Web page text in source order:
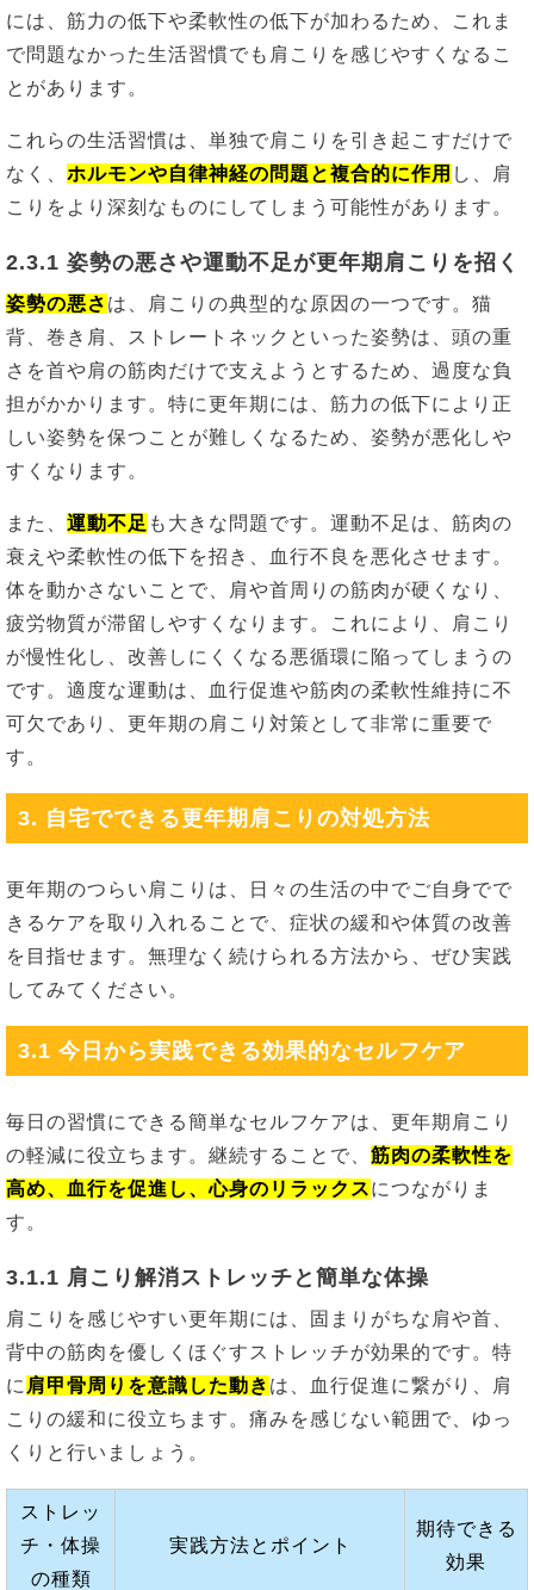
には、筋力の低下や柔軟性の低下が加わるため、これま
で問題なかった生活習慣でも肩こりを感じやすくなるこ
とがあります。
これらの生活習慣は、単独で肩こりを引き起こすだけで
なく、 ホルモンや自律神経の問題と複合的に作用 し、肩
こりをより深刻なものにしてしまう可能性があります。
2.3.1 姿勢の悪さや運動不足が更年期肩こりを招く
姿勢の悪さ は、肩こりの典型的な原因の一つです。猫
背、巻き肩、ストレートネックといった姿勢は、頭の重
さを首や肩の筋肉だけで支えようとするため、過度な負
担がかかります。特に更年期には、筋力の低下により正
しい姿勢を保つことが難しくなるため、姿勢が悪化しや
すくなります。
また、 運動不足 も大きな問題です。運動不足は、筋肉の
衰えや柔軟性の低下を招き、血行不良を悪化させます。
体を動かさないことで、肩や首周りの筋肉が硬くなり、
疲労物質が滞留しやすくなります。これにより、肩こり
が慢性化し、改善しにくくなる悪循環に陥ってしまうの
です。適度な運動は、血行促進や筋肉の柔軟性維持に不
可欠であり、更年期の肩こり対策として非常に重要で
す。
3. 自宅でできる更年期肩こりの対処方法
更年期のつらい肩こりは、日々の生活の中でご自身でで
きるケアを取り入れることで、症状の緩和や体質の改善
を目指せます。無理なく続けられる方法から、ぜひ実践
してみてください。
3.1 今日から実践できる効果的なセルフケア
毎日の習慣にできる簡単なセルフケアは、更年期肩こり
の軽減に役立ちます。継続することで、 筋肉の柔軟性を
高め、血行を促進し、心身のリラックスにつながりま
す。
3.1.1 肩こり解消ストレッチと簡単な体操
肩こりを感じやすい更年期には、固まりがちな肩や首、
背中の筋肉を優しくほぐすストレッチが効果的です。特
に 肩甲骨周りを意識した動き は、血行促進に繋がり、肩
こりの緩和に役立ちます。痛みを感じない範囲で、ゆっ
くりと行いましょう。
ストレッ
チ・体操
の種類
実践方法とポイント
期待できる
効果